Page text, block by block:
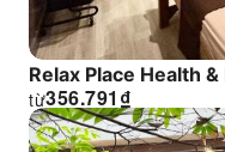
Relax Place Health
₫
356.791
từ